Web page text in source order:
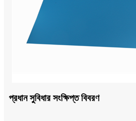
প্রধান সুবিধার সংক্ষিপ্ত বিবরণ